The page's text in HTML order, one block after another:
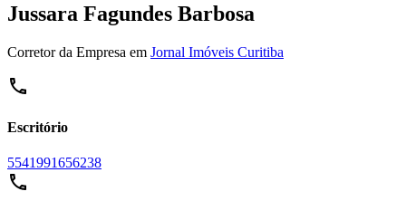
Jussara Fagundes Barbosa
Corretor da Empresa em Jornal Imóveis Curitiba
Escritório
5541991656238